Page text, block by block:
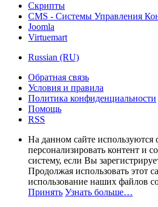
Скрипты
CMS - Системы Управления
Joomla
Virtuemart
Russian (RU)
Обратная связь
Условия и правила
Политика конфиденциальности
Помощь
RSS
На данном сайте
персонализировать контент и
систему, если Вы
Продолжая использовать этот
использование наших файлов
Принять Узнать больше…